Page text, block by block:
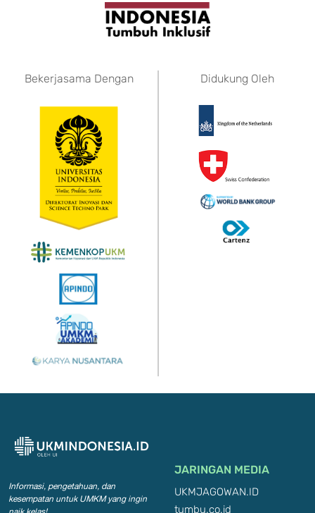
Bekerjasama Dengan Didukung Oleh
Informasi, pengetahuan, dan
kesempatan untuk UMKM yang ingin
JARINGAN MEDIA
UKMJAGOWAN.ID